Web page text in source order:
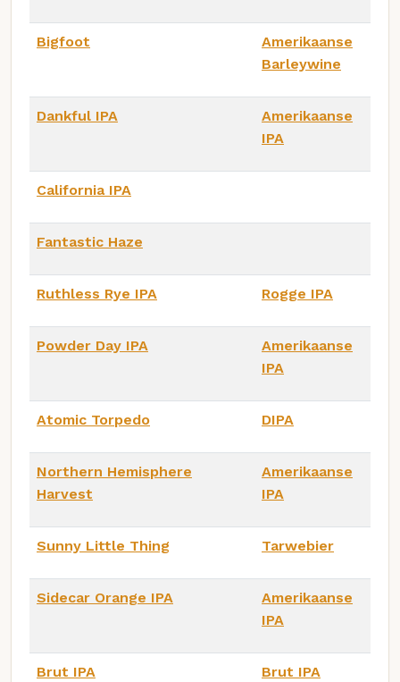
Bigfoot
Amerikaanse
Barleywine
Dankful IPA
Amerikaanse
IPA
California IPA
Fantastic Haze
Ruthless Rye IPA Rogge IPA
Powder Day IPA
Amerikaanse
IPA
Atomic Torpedo DIPA
Northern Hemisphere
Harvest
Amerikaanse
IPA
Sunny Little Thing Tarwebier
Sidecar Orange IPA
Amerikaanse
IPA
Brut IPA Brut IPA